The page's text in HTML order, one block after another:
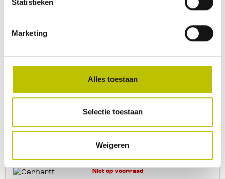
Marketing
Alles toestaan
Selectie toestaan
Weigeren
12,53 17,90
Niet op voorraad